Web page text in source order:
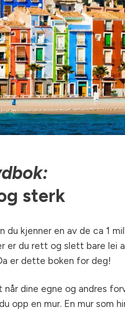
sterk
du kjenner en av de ca 1
er du rett og slett bare lei
er dette boken for deg!
dine egne og andres
opp en mur. En mur som